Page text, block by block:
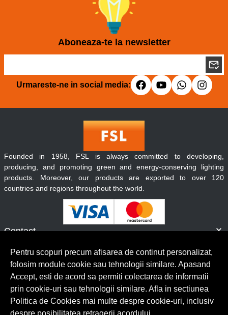
Aboneaza-te la newsletter
Urmareste-ne in social media:
Contact
Servicii clienti
Founded in 1958, FSL is always committed to developing,
producing, and promoting green and energy-conserving lighting
products. Moreover, our products are exported to over 120
countries and regions throughout the world.
© Copyright 2026 Lumilux. Toate drepturile rezervate.
Pentru scopuri precum afisarea de continut personalizat,
folosim module cookie sau tehnologii similare. Apasand
Accept, esti de acord sa permiti colectarea de informatii
prin cookie-uri sau tehnologii similare. Afla in sectiunea
Politica de Cookies mai multe despre cookie-uri, inclusiv
despre posibilitatea retragerii acordului.